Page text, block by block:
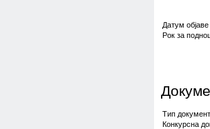
Датум објаве
Рок за
Тип
Конкурсна